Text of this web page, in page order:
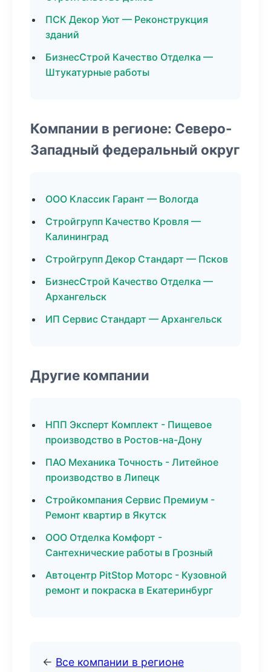
ПСК Декор Уют — Реконструкция
зданий
БизнесСтрой Качество Отделка —
Штукатурные работы
Компании в регионе: Северо-
Западный федеральный округ
ООО Классик Гарант — Вологда
Стройгрупп Качество Кровля —
Калининград
Стройгрупп Декор Стандарт — Псков
БизнесСтрой Качество Отделка —
Архангельск
ИП Сервис Стандарт — Архангельск
Другие компании
НПП Эксперт Комплект - Пищевое
производство в Ростов-на-Дону
ПАО Механика Точность - Литейное
производство в Липецк
Стройкомпания Сервис Премиум -
Ремонт квартир в Якутск
ООО Отделка Комфорт -
Сантехнические работы в Грозный
Автоцентр PitStop Моторс - Кузовной
ремонт и покраска в Екатеринбург
← Все компании в регионе